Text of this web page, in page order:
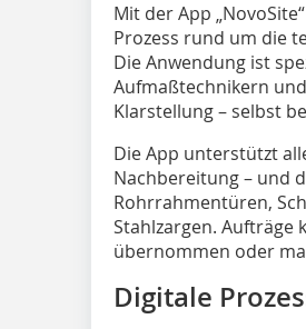
Mit der App
Prozess rund um die
Die Anwendung ist
Aufmaßtechnikern
Klarstellung – selbst
Die App unterstützt
Nachbereitung – und
Rohrrahmentüren,
Stahlzargen. Aufträge
übernommen oder
Digitale